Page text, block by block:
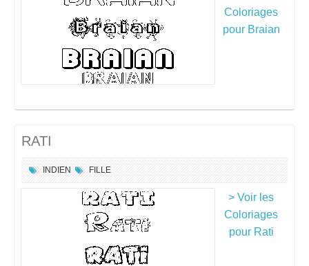
Coloriages
pour Braian
RATI
INDIEN FILLE
> Voir les
Coloriages
pour Rati